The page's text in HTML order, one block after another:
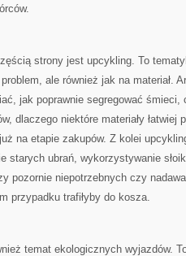
strony jest upcykling. To
ale również jak na materiał.
jak poprawnie segregować śmieci,
dlaczego niektóre materiały łatwiej
na etapie zakupów. Z kolei
starych ubrań, wykorzystywanie
pozornie niepotrzebnych czy
przypadku trafiłyby do kosza.
temat ekologicznych wyjazdów.